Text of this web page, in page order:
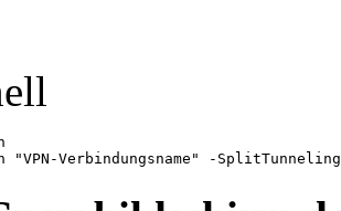
"VPN-Verbindungsname" -